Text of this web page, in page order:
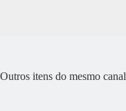
Outros itens do mesmo canal